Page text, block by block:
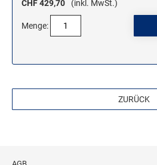
LL-Set Motivstempel
Mini Motivstempel
Penny Black Motivstempel
Tiere Motivstempel
KREATIVBEREICH
CHF 429,70
(inkl. MwSt.)
Menge:
ZURÜCK